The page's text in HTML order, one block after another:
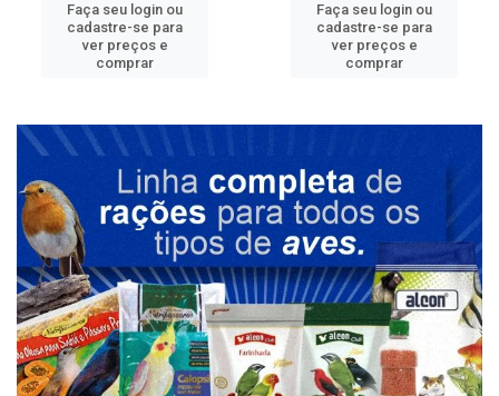
Faça seu login ou
cadastre-se para
ver preços e
comprar
Faça seu login ou
cadastre-se para
ver preços e
comprar